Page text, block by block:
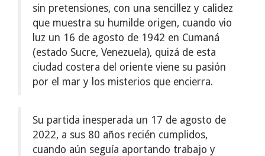
sin pretensiones, con una sencillez y calidez
que muestra su humilde origen, cuando vio
luz un 16 de agosto de 1942 en Cumaná
(estado Sucre, Venezuela), quizá de esta
ciudad costera del oriente viene su pasión
por el mar y los misterios que encierra.
Su partida inesperada un 17 de agosto de
2022, a sus 80 años recién cumplidos,
cuando aún seguía aportando trabajo y